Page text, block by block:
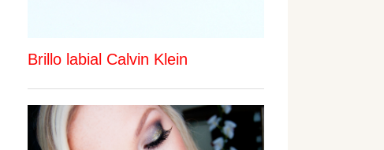
Brillo labial Calvin Klein